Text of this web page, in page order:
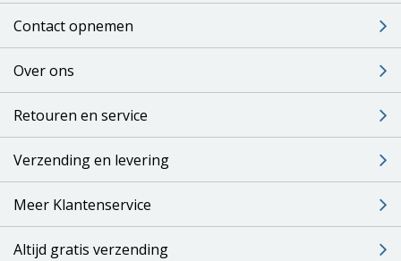
Contact opnemen
Over ons
Retouren en service
Verzending en levering
Meer Klantenservice
Altijd gratis verzending